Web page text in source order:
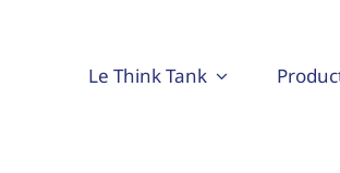
Le Think Tank